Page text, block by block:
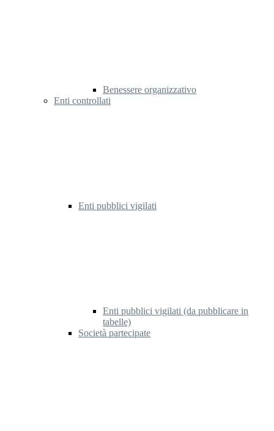
Benessere organizzativo
Enti controllati
Enti pubblici vigilati
Enti pubblici vigilati (da pubblicare in
tabelle)
Società partecipate